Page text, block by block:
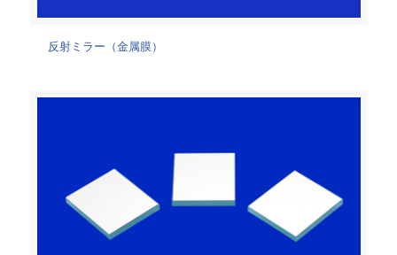
反射ミラー（金属膜）